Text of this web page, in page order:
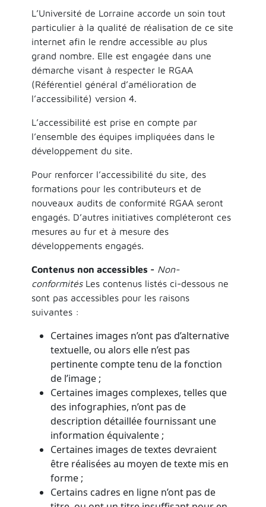
L’Université de Lorraine accorde un soin tout
particulier à la qualité de réalisation de ce site
internet afin le rendre accessible au plus
grand nombre. Elle est engagée dans une
démarche visant à respecter le RGAA
(Référentiel général d’amélioration de
l’accessibilité) version 4.
L’accessibilité est prise en compte par
l’ensemble des équipes impliquées dans le
développement du site.
Pour renforcer l’accessibilité du site, des
formations pour les contributeurs et de
nouveaux audits de conformité RGAA seront
engagés. D’autres initiatives compléteront ces
mesures au fur et à mesure des
développements engagés.
Contenus non accessibles - Non-
conformitésLes contenus listés ci-dessous ne
sont pas accessibles pour les raisons
suivantes :
Certaines images n’ont pas d’alternative
textuelle, ou alors elle n’est pas
pertinente compte tenu de la fonction
de l’image ;
Certaines images complexes, telles que
des infographies, n’ont pas de
description détaillée fournissant une
information équivalente ;
Certaines images de textes devraient
être réalisées au moyen de texte mis en
forme ;
Certains cadres en ligne n’ont pas de